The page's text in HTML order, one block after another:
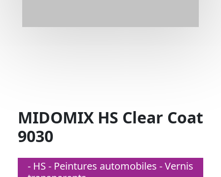
MIDOMIX HS Clear Coat
9030
- HS - Peintures automobiles - Vernis